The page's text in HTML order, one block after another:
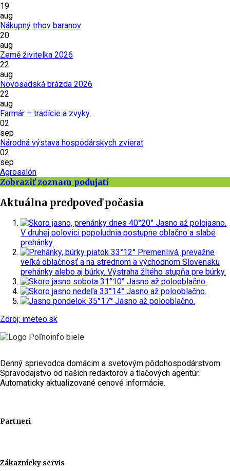
19
aug
Nákupný trhov baranov
20
aug
Země živitelka 2026
22
aug
Novosadská brázda 2026
22
aug
Farmár – tradície a zvyky.
02
sep
Národná výstava hospodárskych zvierat
02
sep
Agrosalón
Zobraziť zoznam podujatí
Aktuálna predpoveď počasia
dnes 40°20° Jasno až polojasno.
V druhej polovici popoludnia postupne oblačno a slabé
prehánky.
piatok 33°12° Premenlivá, prevažne
veľká oblačnosť a na strednom a východnom Slovensku
prehánky alebo aj búrky. Výstraha žltého stupňa pre búrky.
sobota 31°10° Jasno až polooblačno.
nedeľa 33°14° Jasno až polooblačno.
pondelok 35°17° Jasno až polooblačno.
Zdroj: imeteo.sk
Denný sprievodca domácim a svetovým pôdohospodárstvom.
Spravodajstvo od našich redaktorov a tlačových agentúr.
Automaticky aktualizované cenové informácie.
Partneri
Zákaznícky servis